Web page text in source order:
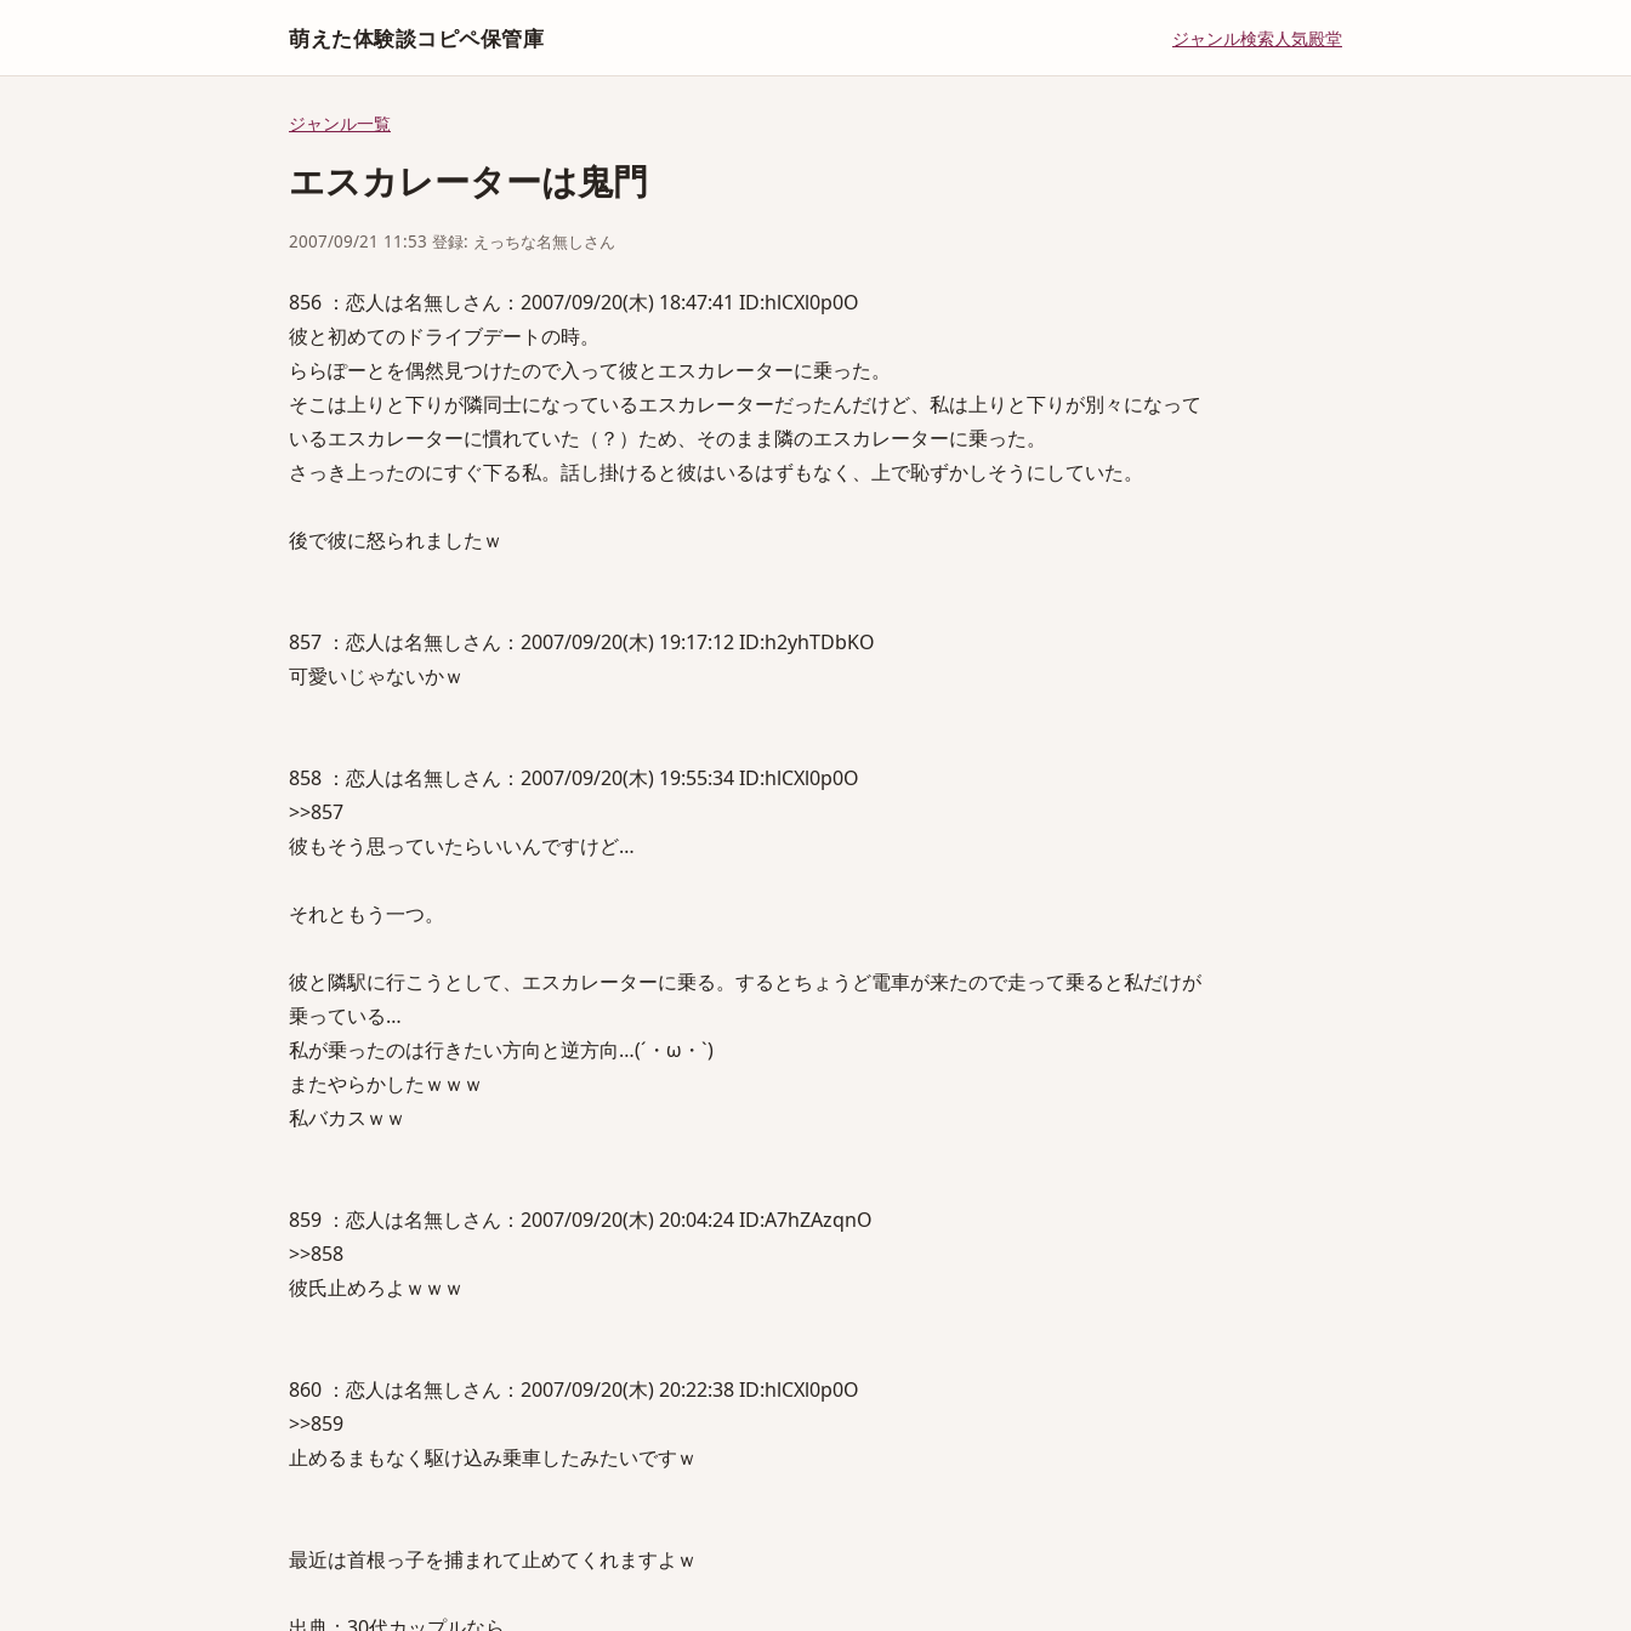
萌えた体験談コピペ保管庫 ジャンル検索人気殿堂
ジャンル一覧
エスカレーターは鬼門
2007/09/21 11:53 登録: えっちな名無しさん
856 ：恋人は名無しさん：2007/09/20(木) 18:47:41 ID:hlCXl0p0O
彼と初めてのドライブデートの時。
ららぽーとを偶然見つけたので入って彼とエスカレーターに乗った。
そこは上りと下りが隣同士になっているエスカレーターだったんだけど、私は上りと下りが別々になって
いるエスカレーターに慣れていた（？）ため、そのまま隣のエスカレーターに乗った。
さっき上ったのにすぐ下る私。話し掛けると彼はいるはずもなく、上で恥ずかしそうにしていた。
後で彼に怒られましたｗ
857 ：恋人は名無しさん：2007/09/20(木) 19:17:12 ID:h2yhTDbKO
可愛いじゃないかｗ
858 ：恋人は名無しさん：2007/09/20(木) 19:55:34 ID:hlCXl0p0O
>>857
彼もそう思っていたらいいんですけど…
それともう一つ。
彼と隣駅に行こうとして、エスカレーターに乗る。するとちょうど電車が来たので走って乗ると私だけが
乗っている…
私が乗ったのは行きたい方向と逆方向…(´・ω・`)
またやらかしたｗｗｗ
私バカスｗｗ
859 ：恋人は名無しさん：2007/09/20(木) 20:04:24 ID:A7hZAzqnO
>>858
彼氏止めろよｗｗｗ
860 ：恋人は名無しさん：2007/09/20(木) 20:22:38 ID:hlCXl0p0O
>>859
止めるまもなく駆け込み乗車したみたいですｗ
最近は首根っ子を捕まれて止めてくれますよｗ